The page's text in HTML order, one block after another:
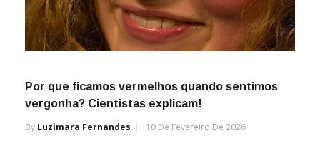
Por que ficamos vermelhos quando sentimos
vergonha? Cientistas explicam!
By Luzimara Fernandes 10 De Fevereiro De 2026